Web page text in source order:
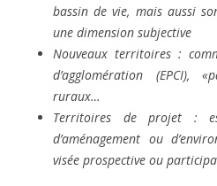
bassin de vie, mais aussi
une dimension subjective
Nouveaux territoires :
d’agglomération (EPCI),
ruraux…
Territoires de projet :
d’aménagement ou
visée prospective ou